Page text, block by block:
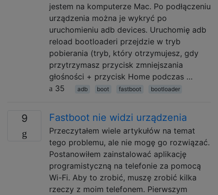
jestem na komputerze Mac. Po podłączeniu
urządzenia można je wykryć po
uruchomieniu adb devices. Uruchomię adb
reload bootloaderi przejdzie w tryb
pobierania (tryb, który otrzymujesz, gdy
przytrzymasz przycisk zmniejszania
głośności + przycisk Home podczas …
35
adb boot fastboot bootloader
9 Fastboot nie widzi urządzenia
Przeczytałem wiele artykułów na temat
tego problemu, ale nie mogę go rozwiązać.
Postanowiłem zainstalować aplikację
programistyczną na telefonie za pomocą
Wi-Fi. Aby to zrobić, muszę zrobić kilka
rzeczy z moim telefonem. Pierwszym